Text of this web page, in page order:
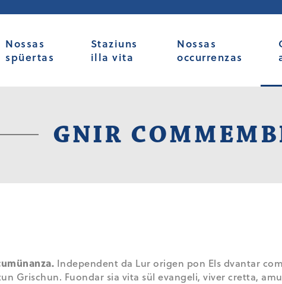
Nossas
spüertas
Staziuns
illa vita
Nossas
occurrenzas
GNIR
Independent da Lur origen pon Els dvantar
Grischun. Fuondar sia vita sül evangeli, viver cretta,